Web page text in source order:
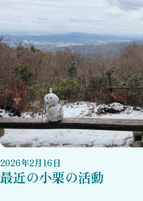
2026年2月16日
最近の小栗の活動